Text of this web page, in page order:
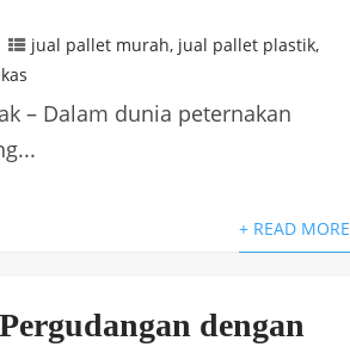
jual pallet murah, jual pallet plastik,
– Dalam dunia peternakan
+ READ MORE
dengan